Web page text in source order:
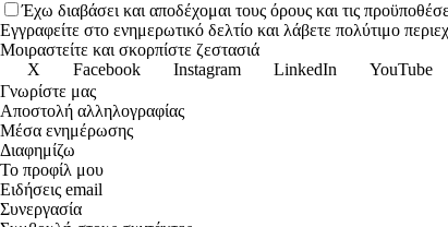
Έχω διαβάσει και αποδέχομαι τους όρους και τις
Εγγραφείτε στο ενημερωτικό δελτίο και λάβετε πολύτιμο
Μοιραστείτε και σκορπίστε ζεστασιά
X
Facebook Instagram LinkedIn YouTube
Γνωρίστε μας
Αποστολή αλληλογραφίας
Μέσα ενημέρωσης
Διαφημίζω
Το προφίλ μου
Ειδήσεις email
Συνεργασία